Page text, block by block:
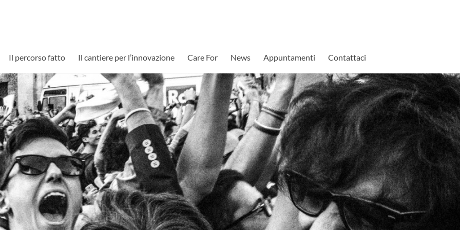
Il percorso fatto Il cantiere per l’innovazione Care For News Appuntamenti Contattaci